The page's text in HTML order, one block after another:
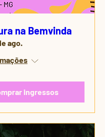
na Bemvinda
ago.
ingressos